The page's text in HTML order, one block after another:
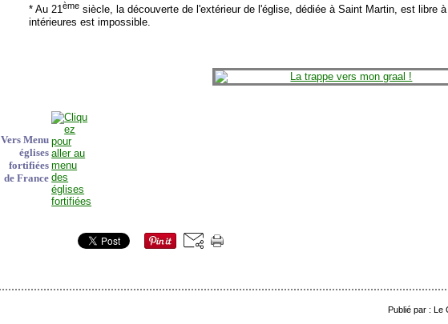
* Au 21ème siècle, la découverte de l'extérieur de l'église, dédiée à Saint Martin, est libre
intérieures est impossible.
Vers Menu
églises
fortifiées
de France
Publié par : Le